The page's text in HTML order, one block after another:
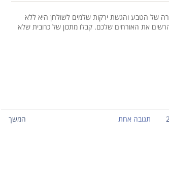
של הטבע והגשת ירקות שלמים לשולחן היא ללא
את האורחים שלכם. קבלו מתכון של כרובית שלא
תגובה אחת המשך